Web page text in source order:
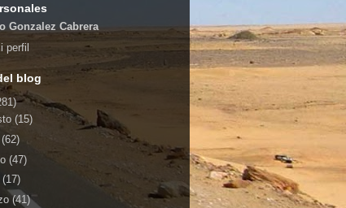
Gonzalez Cabrera
perfil
blog
(15)
(62)
(47)
(17)
(41)